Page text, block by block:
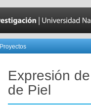
Proyectos
Expresión
de Piel